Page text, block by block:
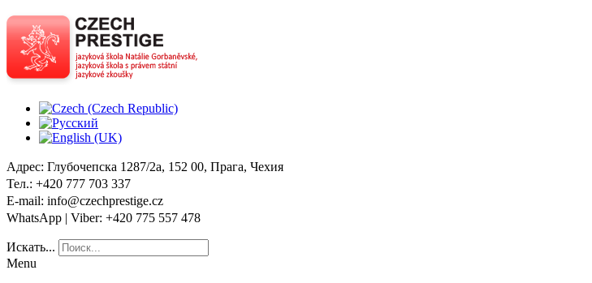
Адрес: Глубочепска 1287/2a, 152 00, Прага, Чехия
Тел.: +420 777 703 337
E-mail: info@czechprestige.cz
WhatsApp | Viber: +420 775 557 478
Искать...
Menu